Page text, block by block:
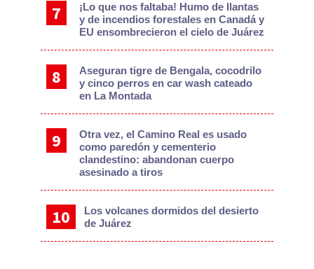
¡Lo que nos faltaba! Humo de llantas
y de incendios forestales en Canadá y
EU ensombrecieron el cielo de Juárez
Aseguran tigre de Bengala, cocodrilo
y cinco perros en car wash cateado
en La Montada
Otra vez, el Camino Real es usado
como paredón y cementerio
clandestino: abandonan cuerpo
asesinado a tiros
Los volcanes dormidos del desierto
de Juárez